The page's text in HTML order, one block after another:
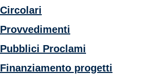
Circolari
Provvedimenti
Pubblici Proclami
Finanziamento progetti